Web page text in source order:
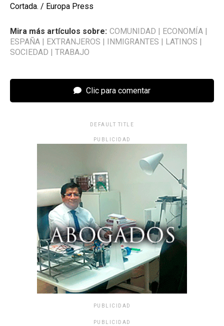
Cortada. / Europa Press
Mira más artículos sobre: COMUNIDAD ECONOMÍA
ESPAÑA
EXTRANJEROS INMIGRANTES LATINOS
SOCIEDAD
TRABAJO
Clic para comentar
DEFAULT TITLE
PUBLICIDAD
PUBLICIDAD
PUBLICIDAD